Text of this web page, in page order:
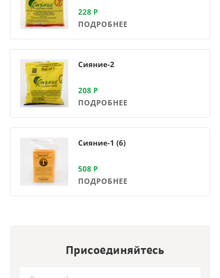
228 Р
ПОДРОБНЕЕ
Сияние-2
208 Р
ПОДРОБНЕЕ
Сияние-1 (6)
508 Р
ПОДРОБНЕЕ
Присоединяйтесь